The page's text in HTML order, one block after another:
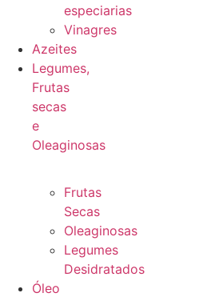
especiarias
Vinagres
Azeites
Legumes,
Frutas
secas
e
Oleaginosas
Frutas
Secas
Oleaginosas
Legumes
Desidratados
Óleo